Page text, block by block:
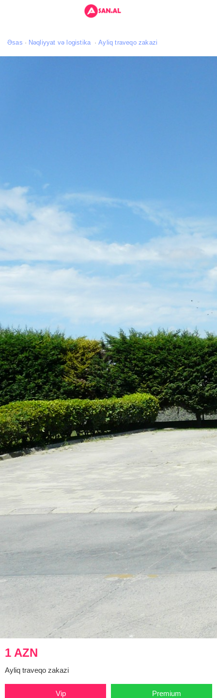
Əsas Nəqliyyat və logistika Ayliq traveqo zakazi
1 AZN
Ayliq traveqo zakazi
Vip Premium